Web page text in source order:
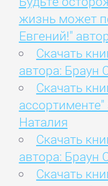
жизнь может
Евгений!"
Скачать
автора: Браун
Скачать
Наталия
Скачать
автора: Браун
Скачать